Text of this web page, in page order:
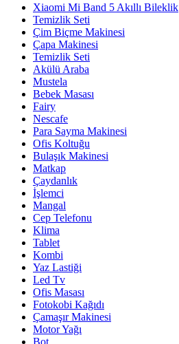
Xiaomi Mi Band 5 Akıllı Bileklik
Temizlik Seti
Çim Biçme Makinesi
Çapa Makinesi
Temizlik Seti
Akülü Araba
Mustela
Bebek Masası
Fairy
Nescafe
Para Sayma Makinesi
Ofis Koltuğu
Bulaşık Makinesi
Matkap
Çaydanlık
İşlemci
Mangal
Cep Telefonu
Klima
Tablet
Kombi
Yaz Lastiği
Led Tv
Ofis Masası
Fotokobi Kağıdı
Çamaşır Makinesi
Motor Yağı
Bot